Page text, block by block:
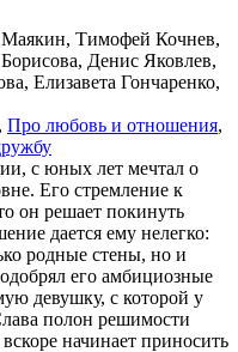
Тимофей Кочнев,
Денис Яковлев,
Елизавета Гончаренко,
, Про лю­бовь и от­но­ше­ния,
с юных лет мечтал о
Его стремление к
он решает покинуть
дается ему нелегко:
родные стены, но и
его амбициозные
девушку, с которой у
полон решимости
начинает приносить